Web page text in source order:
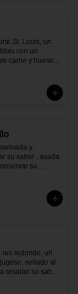
St. Louis, un
con un
carne y hueso,
salsa BBQ
su sabor. Con
y
su sabor , asada
su
que te
res redondo, un
sellado al
resaltar su sabor